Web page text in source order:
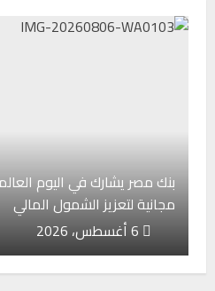
بنك مصر يشارك في اليوم
مجانية لتعزيز الشمول المالي
6 أغسطس، 2026